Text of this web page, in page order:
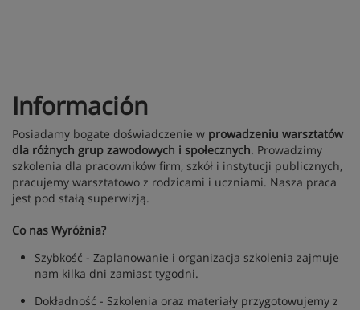
Información
Posiadamy bogate doświadczenie w prowadzeniu warsztatów
dla różnych grup zawodowych i społecznych. Prowadzimy
szkolenia dla pracowników firm, szkół i instytucji publicznych,
pracujemy warsztatowo z rodzicami i uczniami. Nasza praca
jest pod stałą superwizją.
Co nas Wyróżnia?
Szybkość - Zaplanowanie i organizacja szkolenia zajmuje
nam kilka dni zamiast tygodni.
Dokładność - Szkolenia oraz materiały przygotowujemy z